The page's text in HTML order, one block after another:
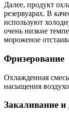
Далее, продукт
резервуарах. В
используют
очень низкие
мороженое
Фризерование
Охлажденная
насыщения
Закаливание и